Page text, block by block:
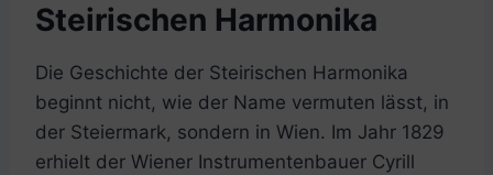
Steirischen Harmonika
Die Geschichte der Steirischen Harmonika
beginnt nicht, wie der Name vermuten lässt, in
der Steiermark, sondern in Wien. Im Jahr 1829
erhielt der Wiener Instrumentenbauer Cyrill